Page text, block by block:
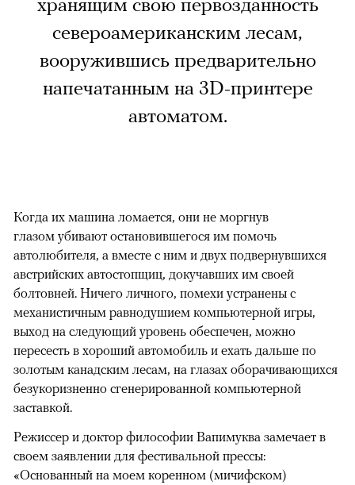
хранящим свою первозданность
североамериканским лесам,
вооружившись предварительно
напечатанным на 3D-принтере
автоматом.
Когда их машина ломается, они не моргнув
глазом убивают остановившегося им помочь
автолюбителя, а вместе с ним и двух подвернувшихся
австрийских автостопщиц, докучавших им своей
болтовней. Ничего личного, помехи устранены с
механистичным равнодушием компьютерной игры,
выход на следующий уровень обеспечен, можно
пересесть в хороший автомобиль и ехать дальше по
золотым канадским лесам, на глазах оборачивающихся
безукоризненно сгенерированной компьютерной
заставкой.
Режиссер и доктор философии Вапимуква замечает в
своем заявлении для фестивальной прессы:
«Основанный на моем коренном (мичифском)